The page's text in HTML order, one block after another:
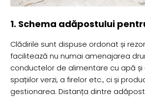
1. Schema adăpostului
Clădirile sunt dispuse ordonat și
facilitează nu numai amenajarea
conductelor de alimentare cu apă și
spațiilor verzi, a firelor etc., ci și
gestionarea. Distanța dintre